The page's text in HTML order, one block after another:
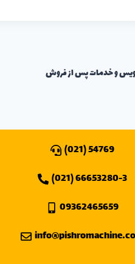
و خدمات پس از فروش
54769 (021)
66653280-3 (021)
09362465659